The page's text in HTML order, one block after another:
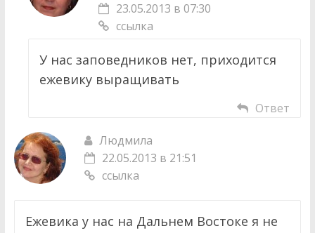
23.05.2013 в 07:30
ссылка
У нас заповедников нет, приходится
ежевику выращивать
Ответ
Людмила
22.05.2013 в 21:51
ссылка
Ежевика у нас на Дальнем Востоке я не